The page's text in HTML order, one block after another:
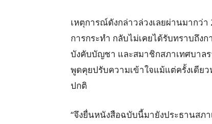
เหตุการณ์ดังกล่าวล่วงเลยผ่านมากว่
การกระทำ กลับไม่เคยได้รับทราบถึง
บังคับบัญชา และสมาชิกสภาเทศบาล
พูดคุยปรับความเข้าใจแม้แต่ครั้งเดียว
ปกติ
“จึงยื่นหนังสือฉบับนี้มายังประธานสภ